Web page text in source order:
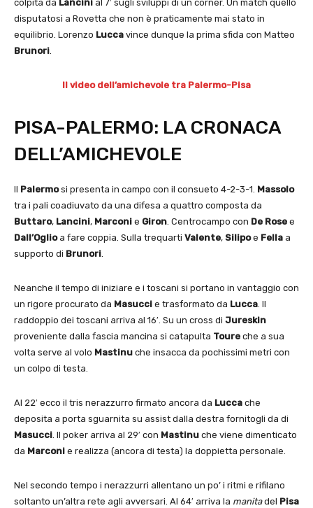
colpita da Lancini al 7′ sugli sviluppi di un corner. Un match quello
disputatosi a Rovetta che non è praticamente mai stato in
equilibrio. Lorenzo Lucca vince dunque la prima sfida con Matteo
Brunori.
Il video dell’amichevole tra Palermo-Pisa
PISA-PALERMO: LA CRONACA
DELL’AMICHEVOLE
Il Palermosi presenta in campo con il consueto 4-2-3-1. Massolo
tra i pali coadiuvato da una difesa a quattro composta da
Buttaro, Lancini, Marconi e Giron. Centrocampo con De Rose e
Dall’Oglioa fare coppia. Sulla trequarti Valente, Silipoe Fella a
supporto di Brunori.
Neanche il tempo di iniziare e i toscani si portano in vantaggio con
un rigore procurato da Masucci e trasformato da Lucca. Il
raddoppio dei toscani arriva al 16′. Su un cross di Jureskin
proveniente dalla fascia mancina si catapulta Toure che a sua
volta serve al volo Mastinu che insacca da pochissimi metri con
un colpo di testa.
Al 22′ ecco il tris nerazzurro firmato ancora da Lucca che
deposita a porta sguarnita su assist dalla destra fornitogli da di
Masucci. Il poker arriva al 29′ con Mastinu che viene dimenticato
da Marconi e realizza (ancora di testa) la doppietta personale.
Nel secondo tempo i nerazzurri allentano un po’ i ritmi e rifilano
soltanto un’altra rete agli avversari. Al 64′ arriva la manitadel Pisa